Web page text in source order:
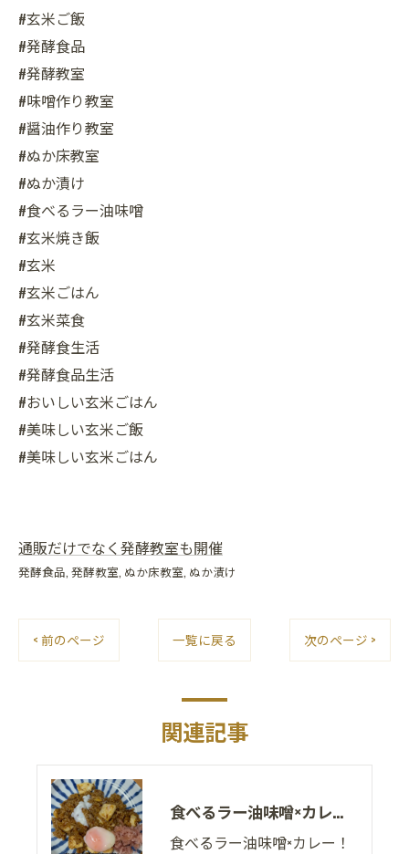
#玄米ご飯
#発酵食品
#発酵教室
#味噌作り教室
#醤油作り教室
#ぬか床教室
#ぬか漬け
#食べるラー油味噌
#玄米焼き飯
#玄米
#玄米ごはん
#玄米菜食
#発酵食生活
#発酵食品生活
#おいしい玄米ごはん
#美味しい玄米ご飯
#美味しい玄米ごはん
通販だけでなく発酵教室も開催
発酵食品 発酵教室 ぬか床教室 ぬか漬け
< 前のページ 一覧に戻る 次のページ >
関連記事
食べるラー油味噌×カレー！
食べるラー油味噌×カレー！